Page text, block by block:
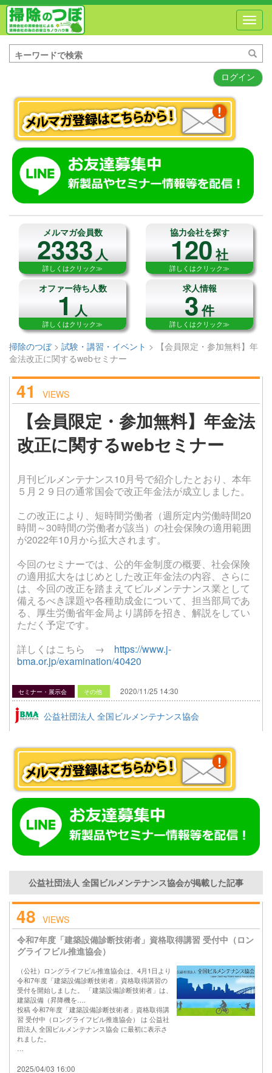
ログイン
メルマガ会員数
2333人
詳しくはクリック≫
協力会社を探す
120社
詳しくはクリック≫
オファー待ち人数
1人
詳しくはクリック≫
求人情報
3件
詳しくはクリック≫
掃除のつぼ> 試験・講習・イベント >
【会員限定・参加無料】年
金法改正に関するwebセミナー
41 VIEWS
【会員限定・参加無料】年金法
改正に関するwebセミナー
月刊ビルメンテナンス10月号で紹介したとおり、本年
５月２９日の通常国会で改正年金法が成立しました。
この改正により、短時間労働者（週所定内労働時間20
時間～30時間の労働者が該当）の社会保険の適用範囲
が2022年10月から拡大されます。
今回のセミナーでは、公的年金制度の概要、社会保険
の適用拡大をはじめとした改正年金法の内容、さらに
は、今回の改正を踏まえてビルメンテナンス業として
備えるべき課題や各種助成金について、担当部局であ
る、厚生労働省年金局より講師を招き、解説をしてい
ただく予定です。
詳しくはこちら → https://www.j-
bma.or.jp/examination/40420
セミナー・展示会 その他 2020/11/25 14:30
公益社団法人 全国ビルメンテナンス協会
公益社団法人 全国ビルメンテナンス協会が掲載した記事
48 VIEWS
令和7年度「建築設備診断技術者」資格取得講習 受付中（ロン
グライフビル推進協会）
（公社）ロングライフビル推進協会は、4月1日より
令和7年度「建築設備診断技術者」資格取得講習の
受付を開始しました。 「建築設備診断技術者」は、
建築設備（昇降機を….
投稿 令和7年度「建築設備診断技術者」資格取得講
習 受付中（ロングライフビル推進協会） は 公益社
団法人 全国ビルメンテナンス協会 に最初に表示さ
れました。
2025/04/03 16:00